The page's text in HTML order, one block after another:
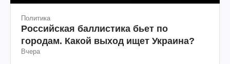
Политика
Российская баллистика бьет по
городам. Какой выход ищет Украина?